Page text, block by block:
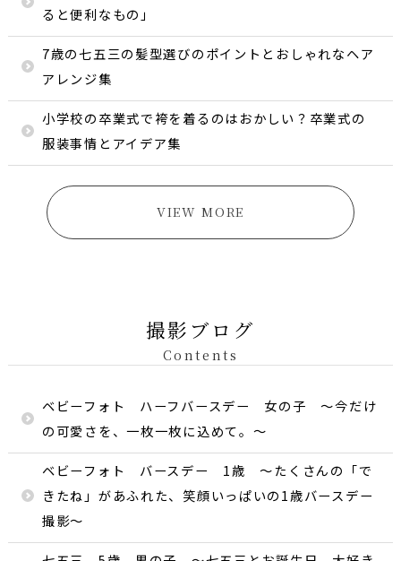
ると便利なもの」
7歳の七五三の髪型選びのポイントとおしゃれなヘア
アレンジ集
小学校の卒業式で袴を着るのはおかしい？卒業式の
服装事情とアイデア集
VIEW MORE
撮影ブログ
Contents
ベビーフォト ハーフバースデー 女の子 〜今だけ
の可愛さを、一枚一枚に込めて。〜
ベビーフォト バースデー 1歳 〜たくさんの「で
きたね」があふれた、笑顔いっぱいの1歳バースデー
撮影〜